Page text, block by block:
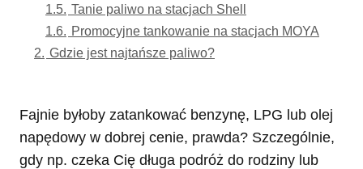
1.5. Tanie paliwo na stacjach Shell
1.6. Promocyjne tankowanie na stacjach MOYA
2. Gdzie jest najtańsze paliwo?
Fajnie byłoby zatankować benzynę, LPG lub olej
napędowy w dobrej cenie, prawda? Szczególnie,
gdy np. czeka Cię długa podróż do rodziny lub